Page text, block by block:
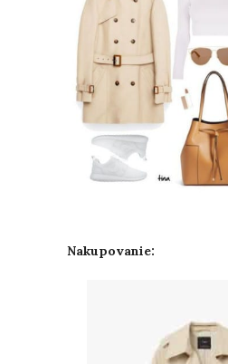
Nakupovanie: